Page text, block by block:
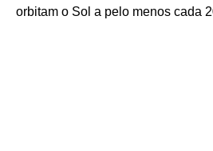
orbitam o Sol a pelo menos cada